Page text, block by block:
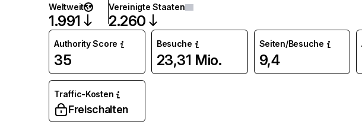
Weltweit
1.991
Vereinigte Staaten
2.260
Authority Score
35
Besuche
23,31 Mio.
Seiten/Besuche
9,4
Traffic-Kosten
Freischalten